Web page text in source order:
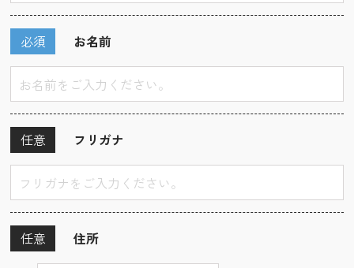
お名前
必須
フリガナ
任意
住所
任意